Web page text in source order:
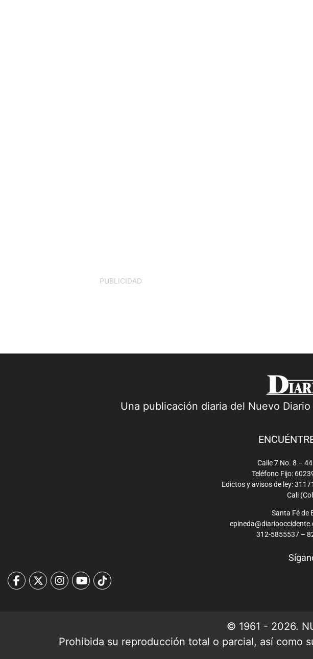
PUBLICIDAD
Una publicación diaria del Nuevo
Calle 7 No. 8 –
Teléfono Fijo:
Edictos y avisos de ley:
Cali
Santa Fé de
312-5855537 –
© 1961 - 2026.
Prohibida su reproducción total o parcial, así como